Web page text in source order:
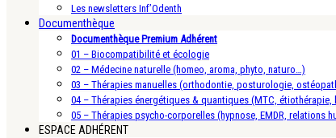
Les newsletters Inf’Odenth
Documenthèque
Documenthèque Premium Adhérent
01 – Biocompatibilité et écologie
02 – Médecine naturelle (homeo, aroma, phyto, naturo…)
03 – Thérapies manuelles (orthodontie, posturologie,
04 – Thérapies énergétiques & quantiques (MTC,
05 – Thérapies psycho-corporelles (hypnose, EMDR, relations
ESPACE ADHÉRENT